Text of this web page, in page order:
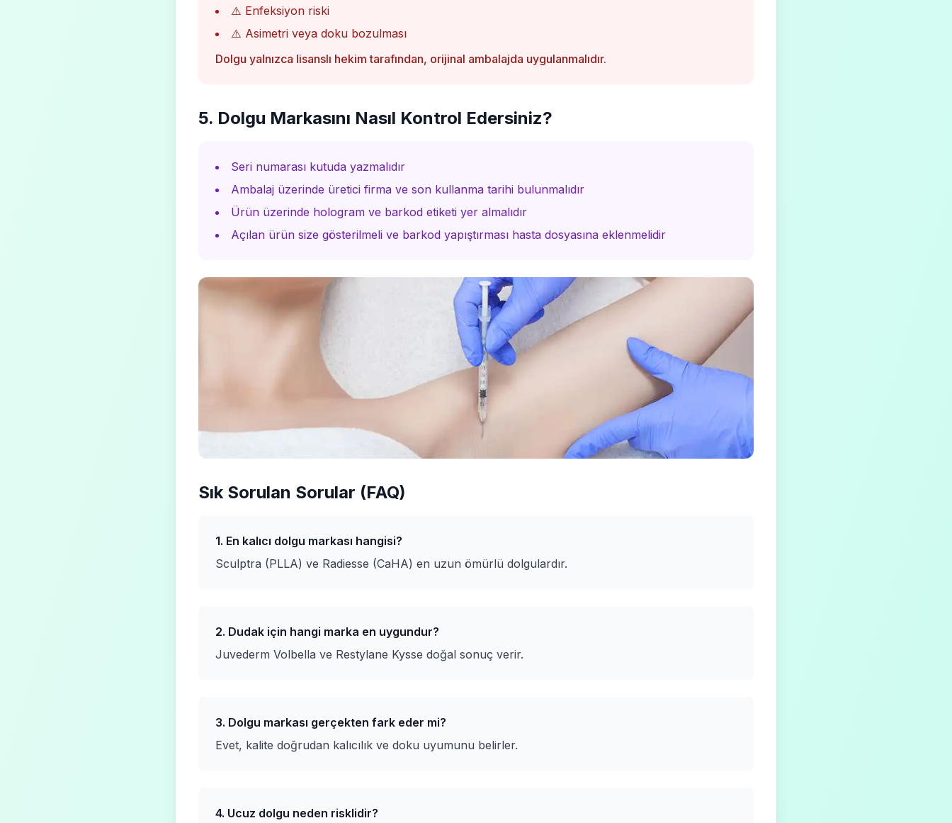
⚠️ Enfeksiyon riski
⚠️ Asimetri veya doku bozulması
Dolgu yalnızca lisanslı hekim tarafından, orijinal ambalajda uygulanmalıdır.
5. Dolgu Markasını Nasıl Kontrol Edersiniz?
Seri numarası kutuda yazmalıdır
Ambalaj üzerinde üretici firma ve son kullanma tarihi bulunmalıdır
Ürün üzerinde hologram ve barkod etiketi yer almalıdır
Açılan ürün size gösterilmeli ve barkod yapıştırması hasta dosyasına eklenmelidir
Sık Sorulan Sorular (FAQ)
1. En kalıcı dolgu markası hangisi?
Sculptra (PLLA) ve Radiesse (CaHA) en uzun ömürlü dolgulardır.
2. Dudak için hangi marka en uygundur?
Juvederm Volbella ve Restylane Kysse doğal sonuç verir.
3. Dolgu markası gerçekten fark eder mi?
Evet, kalite doğrudan kalıcılık ve doku uyumunu belirler.
4. Ucuz dolgu neden risklidir?